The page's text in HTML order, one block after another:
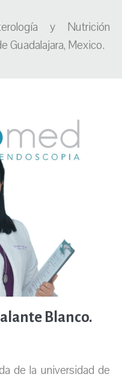
y Nutrición
Guadalajara, Mexico.
Blanco.
de la universidad de